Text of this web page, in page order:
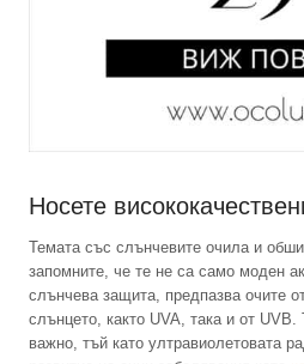
Носете
Темата със слънчевите очила и
запомните, че те не са само моден
слънчева защита, предпазва очите
слънцето, както UVA, така и от
важно, тъй като ултравиолетовата